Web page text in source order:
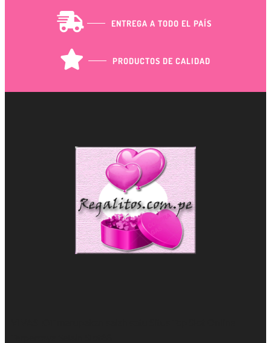
ENTREGA A TODO EL PAÍS
PRODUCTOS DE CALIDAD